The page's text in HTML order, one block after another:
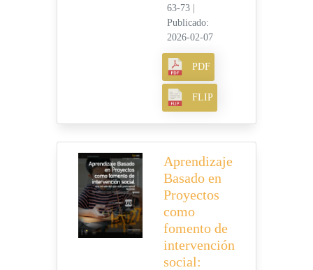
63-73
Publicado:
2026-02-07
PDF
FLIP
Aprendizaje
Basado en
Proyectos
como
fomento de
intervención
social: